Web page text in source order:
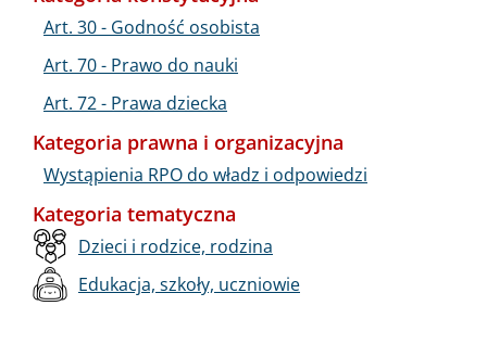
Art. 30 - Godność osobista
Art. 70 - Prawo do nauki
Art. 72 - Prawa dziecka
Kategoria prawna i organizacyjna
Wystąpienia RPO do władz i odpowiedzi
Kategoria tematyczna
Dzieci i rodzice, rodzina
Edukacja, szkoły, uczniowie